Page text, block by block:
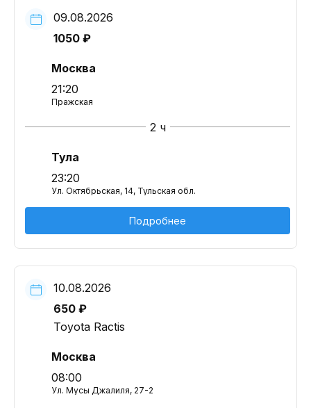
09.08.2026
1050 ₽
Москва
21:20
Пражская
2 ч
Тула
23:20
Ул. Октябрьская, 14, Тульская обл.
Подробнее
10.08.2026
650 ₽
Toyota Ractis
Москва
08:00
Ул. Мусы Джалиля, 27-2